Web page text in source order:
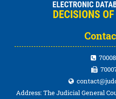
Address: The Judicial General